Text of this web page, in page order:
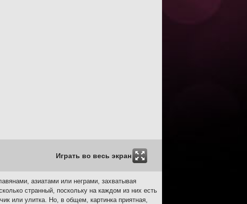
Играть во весь экран
азиатами или неграми, захватывая
странный, поскольку на каждом из них есть
или улитка. Но, в общем, картинка приятная,